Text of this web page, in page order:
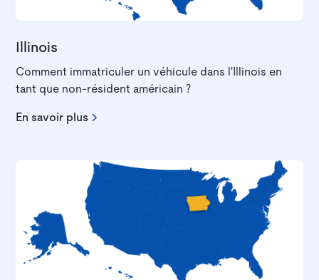
Illinois
Comment immatriculer un véhicule dans l'Illinois en
tant que non-résident américain ?
En savoir plus